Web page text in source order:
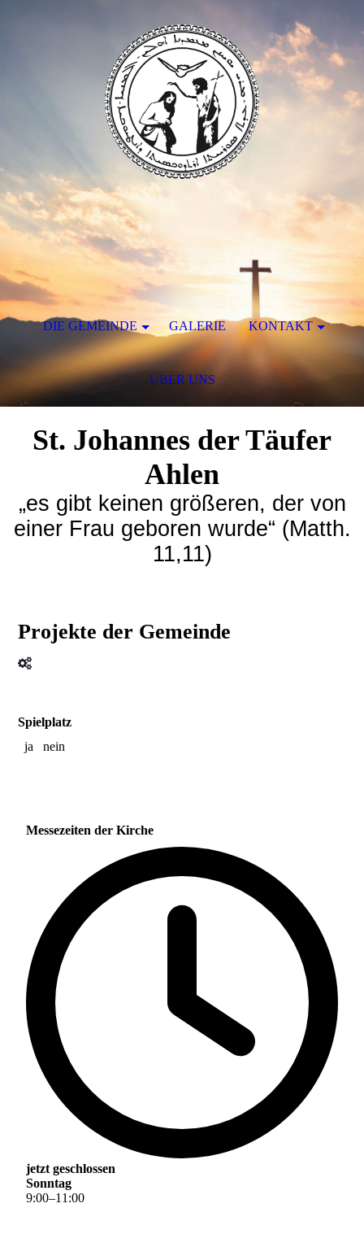
St. Johannes der Täufer
Ahlen
„es gibt keinen größeren, der von
einer Frau geboren wurde“ (Matth.
11,11)
Projekte der Gemeinde
Spielplatz
ja
nein
Messezeiten der Kirche
jetzt geschlossen
Sonntag
9:00–11 :00
DIE GEMEINDE GALERIE KONTAKT
ÜBER UNS